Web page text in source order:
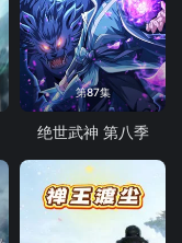
第87集
绝世武神 第八季